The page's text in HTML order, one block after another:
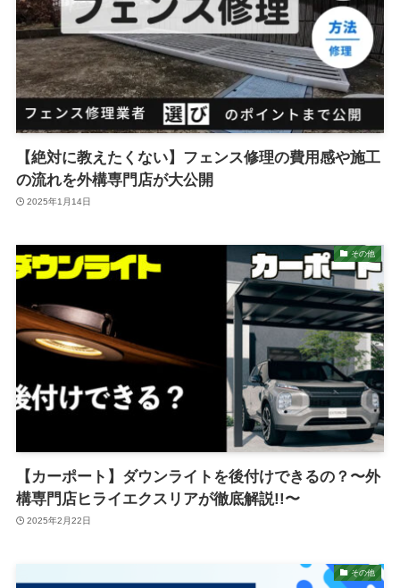
【絶対に教えたくない】フェンス修理の費用感や施工
の流れを外構専門店が大公開
2025年1月14日
その他
【カーポート】ダウンライトを後付けできるの？〜外
構専門店ヒライエクスリアが徹底解説!!〜
2025年2月22日
その他